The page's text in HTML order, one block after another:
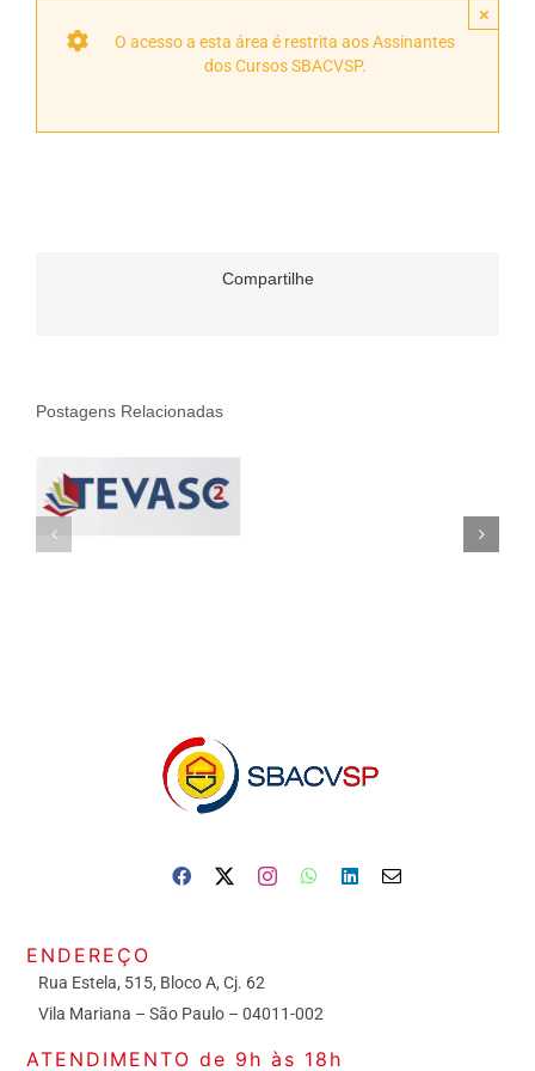
O acesso a esta área é restrita aos Assinantes
dos Cursos SBACVSP.
×
Compartilhe
Postagens Relacionadas
ENDEREÇO
Rua Estela, 515, Bloco A, Cj. 62
Vila Mariana – São Paulo – 04011-002
ATENDIMENTO de 9h às 18h